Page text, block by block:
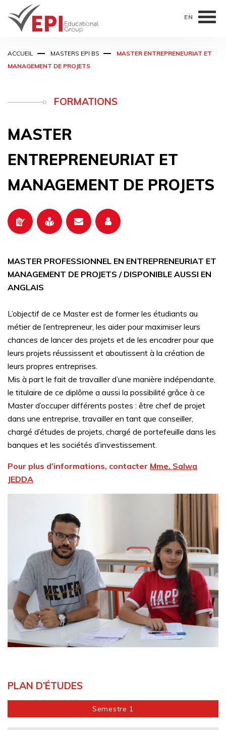
au
contenu
EN
FORMATIONS
ACCUEIL MASTERS EPI BS
MASTER ENTREPRENEURIAT ET
MANAGEMENT DE PROJETS
MASTER
ENTREPRENEURIAT ET
MANAGEMENT DE PROJETS
MASTER PROFESSIONNEL EN ENTREPRENEURIAT ET
MANAGEMENT DE PROJETS / DISPONIBLE AUSSI EN
ANGLAIS
L’objectif de ce Master est de former les étudiants au
métier de l’entrepreneur, les aider pour maximiser leurs
chances de lancer des projets et de les encadrer pour que
leurs projets réussissent et aboutissent à la création de
leurs propres entreprises.
Mis à part le fait de travailler d’une manière indépendante,
le titulaire de ce diplôme a aussi la possibilité grâce à ce
Master d’occuper différents postes : être chef de projet
dans une entreprise, travailler en tant que conseiller,
chargé d’études de projets, chargé de portefeuille dans les
banques et les sociétés d’investissement.
Pour plus d’informations, contacter Mme. Salwa
JEDDA
PLAN D’ÉTUDES
Semestre 1